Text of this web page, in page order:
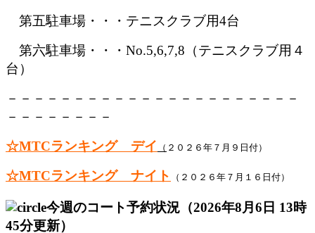
第五駐車場・・・テニスクラブ用4台
第六駐車場・・・No.5,6,7,8（テニスクラブ用４
台）
－－－－－－－－－－－－－－ －－－－－－－－
－－－－－－－－
☆MTCランキング デイ （ ２０２６年７月９日付）
☆MTCランキング ナイト （２０２６年７月１６日付）
今週のコート予約状況 （2026年8月6日 13時
45分更新）